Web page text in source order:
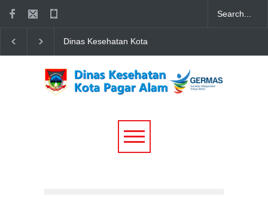
Dinas Kesehatan Kota
Ucapan Hangat Minal Aidin
Raya Idul Fitri 1447 H
RSUD Besemah
Kota Pagar Alam